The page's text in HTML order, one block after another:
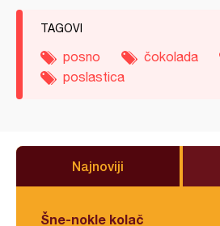
TAGOVI
posno čokolada
poslastica
Najnoviji
Šne-nokle kolač